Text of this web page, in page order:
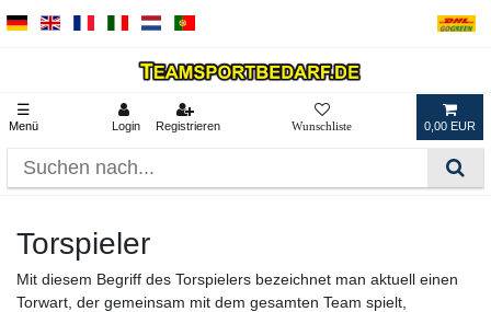
☰
Menü Login Registrieren 0,00 EUR
Torspieler
Mit diesem Begriff des Torspielers bezeichnet man aktuell einen
Torwart, der gemeinsam mit dem gesamten Team spielt,